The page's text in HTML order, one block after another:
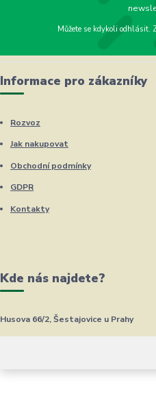
Můžete se kdykoli odhlásit.
Informace pro zákazníky
Rozvoz
Jak nakupovat
Obchodní podmínky
GDPR
Kontakty
Kde nás najdete?
Husova 66/2, Šestajovice u Prahy